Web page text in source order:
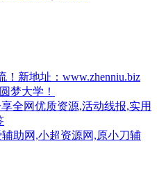
新地址：www.zhenniu.biz
梦大学！
全网优质资源,活动线报,实用
助网,小超资源网,原小刀辅